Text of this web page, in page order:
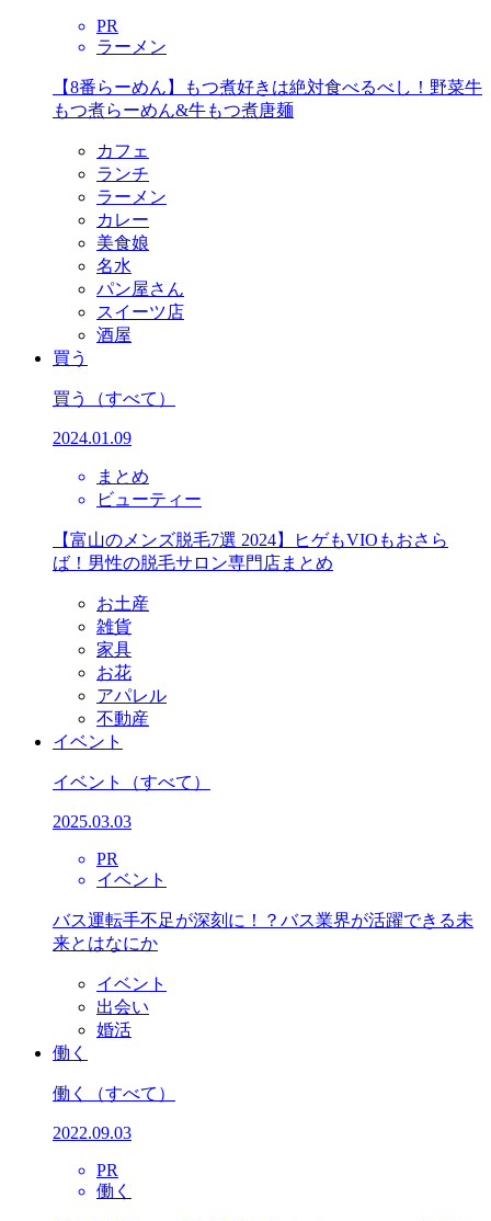
PR
ラーメン
【8番らーめん】もつ煮好きは絶対食べるべし！野菜牛
もつ煮らーめん&牛もつ煮唐麺
カフェ
ランチ
ラーメン
カレー
美食娘
名水
パン屋さん
スイーツ店
酒屋
買う
買う （すべて）
2024.01.09
まとめ
ビューティー
【富山のメンズ脱毛7選 2024】ヒゲもVIOもおさら
ば！男性の脱毛サロン専門店まとめ
お土産
雑貨
家具
お花
アパレル
不動産
イベント
イベント （すべて）
2025.03.03
PR
イベント
バス運転手不足が深刻に！？バス業界が活躍できる未
来とはなにか
イベント
出会い
婚活
働く
働く （すべて）
2022.09.03
PR
働く